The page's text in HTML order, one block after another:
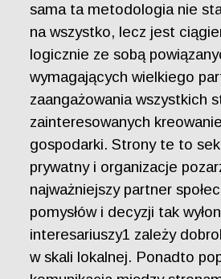
sama ta metodologia nie
na wszystko, lecz jest
logicznie ze sobą
wymagających wielkiego
zaangażowania wszystkich
zainteresowanych
gospodarki. Strony te to
prywatny i organizacje
najważniejszy partner
pomysłów i decyzji tak
interesariuszy1 zależy
w skali lokalnej. Ponadto